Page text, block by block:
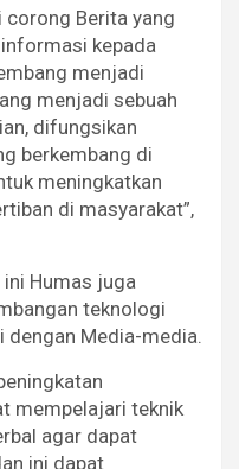
corong Berita yang
kepada
menjadi
menjadi sebuah
difungsikan
berkembang di
meningkatkan
di masyarakat”,
ini Humas juga
teknologi
dengan Media-media.
mempelajari teknik
agar dapat
ini dapat